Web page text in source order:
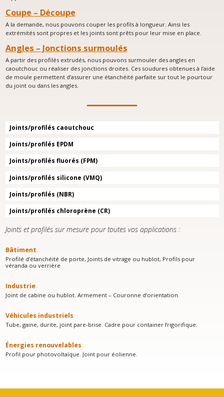
Coupe – Découpe
A la demande, nous pouvons couper les profils à longueur. Ainsi les
extrémités sont propres et les joints sont prêts pour leur mise en place.
Angles – Jonctions surmoulés
A partir des profilés extrudés, nous pouvons surmouler des angles en
caoutchouc ou réaliser des jonctions droites. Ces soudures obtenues à l’aide
de moule permettent d’assurer une étanchéité parfaite sur tout le pourtour
du joint ou dans les angles.
Joints/profilés caoutchouc
Joints/profilés EPDM
Joints/profilés fluorés (FPM)
Joints/profilés silicone (VMQ)
Joints/profilés (NBR)
Joints/profilés chloroprène (CR)
Joints et profilés sur mesure pour toutes vos applications :
Bâtiment
Profilé d’étanchéité de porte, Joints de vitrage ou hublot, Profils pour
véranda ou verrière
Industrie
Joint de cabine ou hublot. Armement – Couronne d’orientation.
Véhicules industriels
Tube, gaine, durite, joint pare-brise. Cadre pour container frigorifique.
Énergies renouvelables
Profil pour photovoltaïque. Joint pour éolienne.